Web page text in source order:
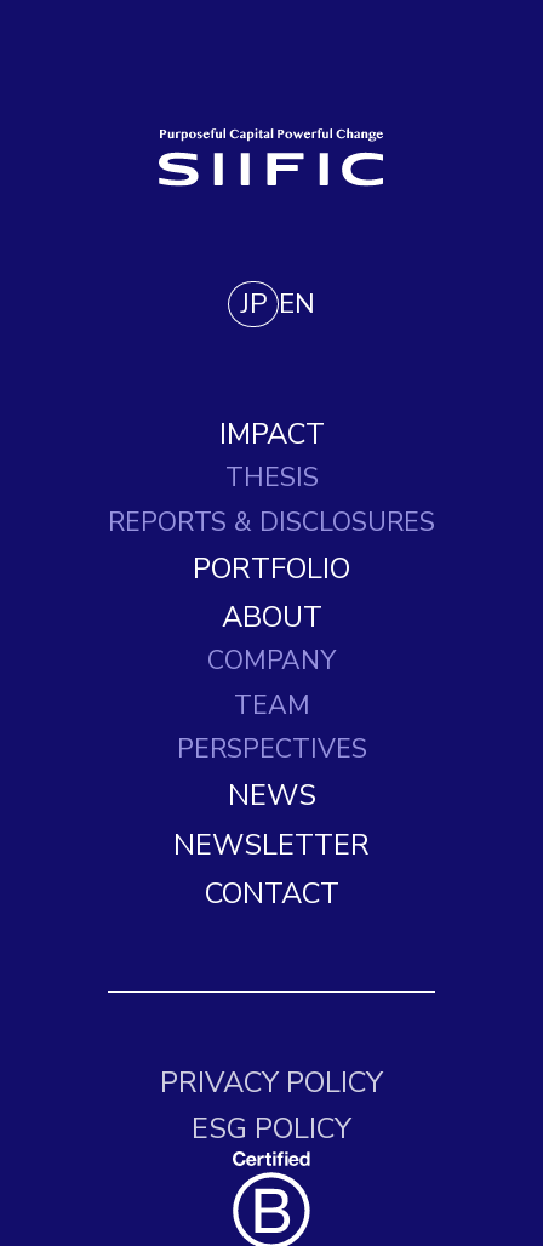
JP EN
IMPACT
THESIS
REPORTS & DISCLOSURES
PORTFOLIO
ABOUT
COMPANY
TEAM
PERSPECTIVES
NEWS
NEWSLETTER
CONTACT
PRIVACY POLICY
ESG POLICY